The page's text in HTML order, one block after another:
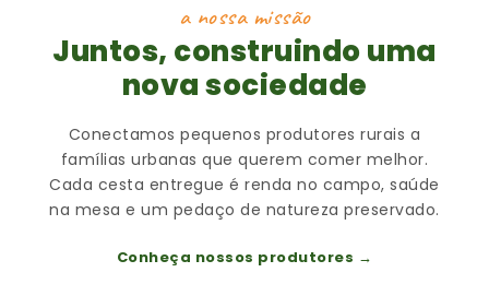
a nossa missão
Juntos, construindo uma
nova sociedade
Conectamos pequenos produtores rurais a
famílias urbanas que querem comer melhor.
Cada cesta entregue é renda no campo, saúde
na mesa e um pedaço de natureza preservado.
Conheça nossos produtores →